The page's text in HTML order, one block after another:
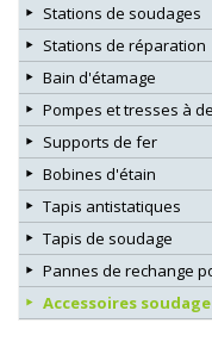
Stations de soudages
Stations de réparation
Bain d'étamage
Pompes et tresses à
Supports de fer
Bobines d'étain
Tapis antistatiques
Tapis de soudage
Pannes de rechange
Accessoires soudage